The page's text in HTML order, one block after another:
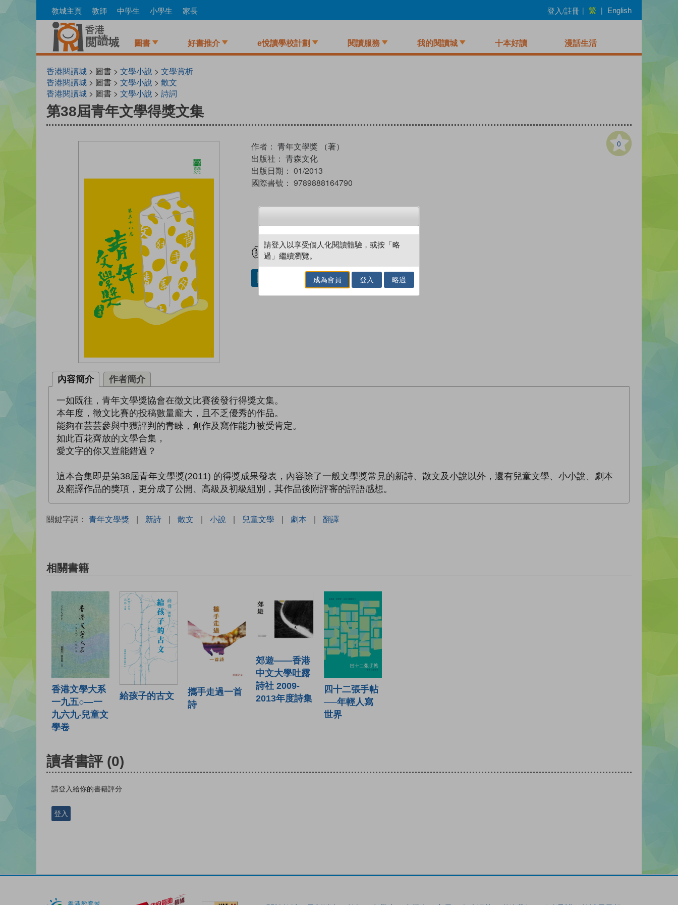
to
教城主頁 教師 中學生 小學生 家長 登入/註冊 | 繁 | English
圖書 好書推介 e悅讀學校計劃 閱讀服務 我的閱讀城 十本好讀 漫話生活
香港閱讀城 > 圖書 > 文學小說 > 文學賞析
香港閱讀城 > 圖書 > 文學小說 > 散文
香港閱讀城 > 圖書 > 文學小說 > 詩詞
第38屆青年文學得獎文集
0
作者： 青年文學獎 （著）
出版社： 青森文化
出版日期： 01/2013
國際書號： 9789888164790
試閲 加入閱讀紀錄
借閱實體書
內容簡介 作者簡介
一如既往，青年文學獎協會在徵文比賽後發行得獎文集。
本年度，徵文比賽的投稿數量龐大，且不乏優秀的作品。
能夠在芸芸參與中獲評判的青睞，創作及寫作能力被受肯定。
如此百花齊放的文學合集，
愛文字的你又豈能錯過？
這本合集即是第38屆青年文學獎(2011) 的得獎成果發表，內容除了一般文學獎常見的新詩、散文及小說以外，還有兒童文學、小小說、劇本
及翻譯作品的獎項，更分成了公開、高級及初級組別，其作品後附評審的評語感想。
關鍵字詞： 青年文學獎 | 新詩 | 散文 | 小說 | 兒童文學 | 劇本 | 翻譯
相關書籍
香港文學大系
一九五○—一
九六九‧兒童文
學卷
給孩子的古文
攜手走過一首
詩
郊遊——香港
中文大學吐露
詩社 2009-
2013年度詩集
四十二張手帖
──年輕人寫
世界
讀者書評 (0)
請登入給你的書籍評分
登入
請登入以享受個人化閱讀體驗，或按「略
過」繼續瀏覽。
成為會員 登入 略過